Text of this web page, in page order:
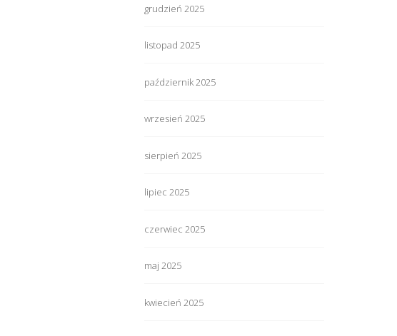
grudzień 2025
listopad 2025
październik 2025
wrzesień 2025
sierpień 2025
lipiec 2025
czerwiec 2025
maj 2025
kwiecień 2025